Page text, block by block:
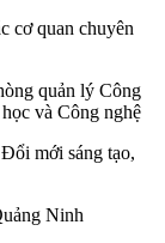
cơ quan chuyên
quản lý Công
và Công nghệ
mới sáng tạo,
Ninh